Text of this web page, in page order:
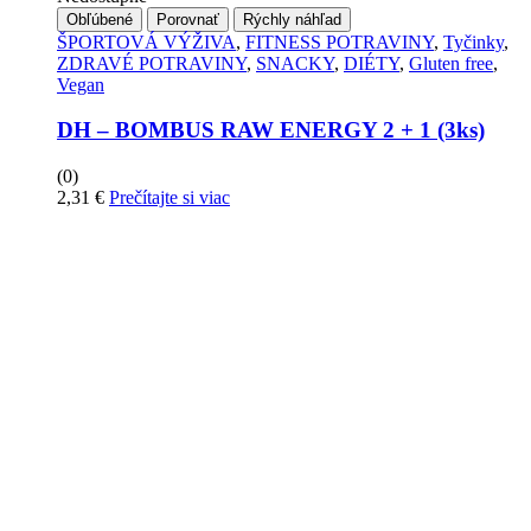
Obľúbené Porovnať Rýchly náhľad
ŠPORTOVÁ VÝŽIVA, FITNESS POTRAVINY, Tyčinky,
ZDRAVÉ POTRAVINY, SNACKY, DIÉTY, Gluten free,
Vegan
DH – BOMBUS RAW ENERGY 2 + 1 (3ks)
(0)
2,31 € Prečítajte si viac